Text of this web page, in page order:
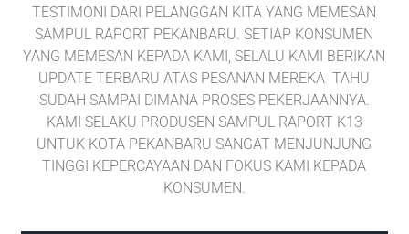
TESTIMONI DARI PELANGGAN KITA YANG MEMESAN
SAMPUL RAPORT PEKANBARU. SETIAP KONSUMEN
YANG MEMESAN KEPADA KAMI, SELALU KAMI BERIKAN
UPDATE TERBARU ATAS PESANAN MEREKA TAHU
SUDAH SAMPAI DIMANA PROSES PEKERJAANNYA.
KAMI SELAKU PRODUSEN SAMPUL RAPORT K13
UNTUK KOTA PEKANBARU SANGAT MENJUNJUNG
TINGGI KEPERCAYAAN DAN FOKUS KAMI KEPADA
KONSUMEN.